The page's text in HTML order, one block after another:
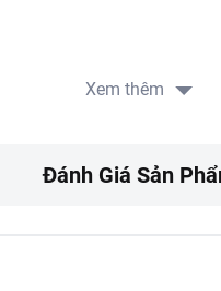
tránh ánh nắng trực tiếp.
PHAM TH
Xem thêm
Đánh Giá Sản